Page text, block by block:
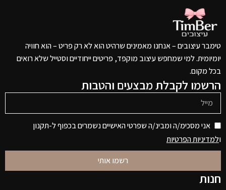
טימבר עיצובים – אנחנו מאמינים שרהיט הוא לא רק פריט – הוא חוויה
יומיומית. למי שמחפש עיצוב מוקפד, פריטים ייחודיים וסטייל שלא רואים
בכל מקום.
הרשמו לקבלת מבצעים והטבות
אני מסכימ/ה ומבינ/ה שפרטי האישיים נשמרים בכפוף ל-תקנון
ולמדיניות הפרטיות
רשמו אותי
חנות